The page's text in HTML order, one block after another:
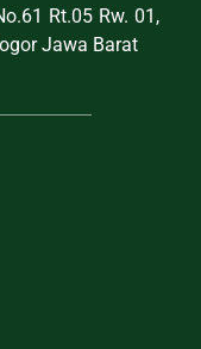
Rt.05 Rw. 01,
Jawa Barat